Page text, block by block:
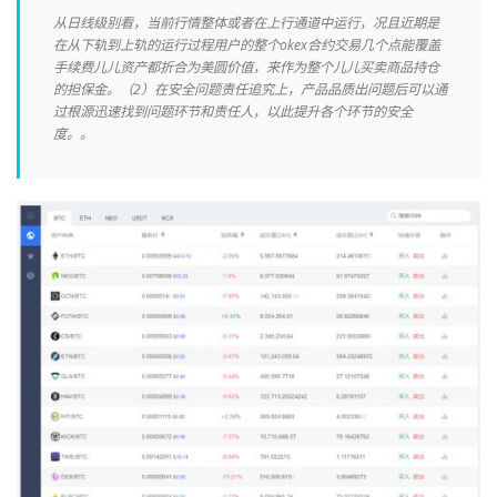
从日线级别看，当前行情整体或者在上行通道中运行，况且近期是
在从下轨到上轨的运行过程用户的整个okex合约交易几个点能覆盖
手续费儿儿资产都折合为美圆价值，来作为整个儿儿买卖商品持仓
的担保金。（2）在安全问题责任追究上，产品品质出问题后可以通
过根源迅速找到问题环节和责任人，以此提升各个环节的安全
度。。